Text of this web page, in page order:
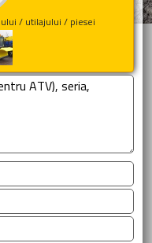
/ utilajului / piesei